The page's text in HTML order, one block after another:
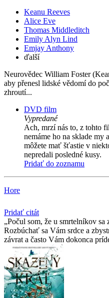
Keanu Reeves
Alice Eve
Thomas Middleditch
Emily Alyn Lind
Emjay Anthony
ďalší
Neurovědec William Foster
aby přenesl lidské vědomí do
zhroutí...
DVD film
Vypredané
Ach, mrzí nás to, z tohto
nemáme ho na sklade my
môžete mať šťastie v
nepredali posledné kusy.
Pridať do zoznamu
Hore
Pridať citát
Počul som, že u smrtelní­kov sa
Rozbúchať sa Vám srdce a
závrat a často Vám dokonca